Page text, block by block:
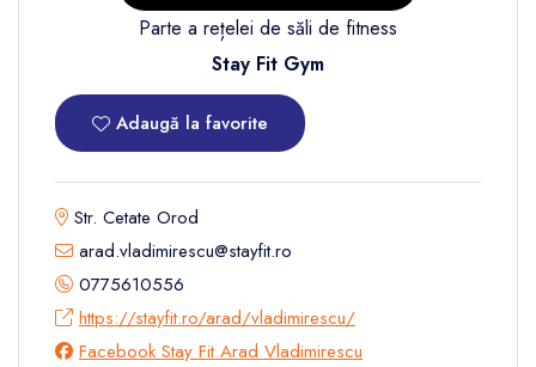
Parte a rețelei de săli de fitness
Stay Fit Gym
Adaugă la favorite
Str. Cetate Orod
arad.vladimirescu@stayfit.ro
0775610556
https://stayfit.ro/arad/vladimirescu/
Facebook Stay Fit Arad Vladimirescu